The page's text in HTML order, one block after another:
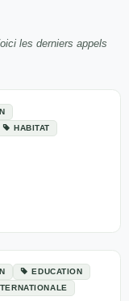
les derniers appels
HABITAT
EDUCATION